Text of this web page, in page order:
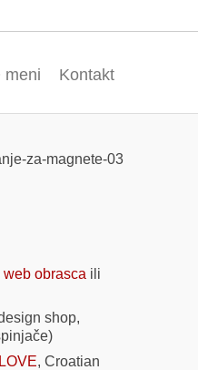
meni Kontakt
za-magnete-03
web obrasca ili
shop,
, Croatian